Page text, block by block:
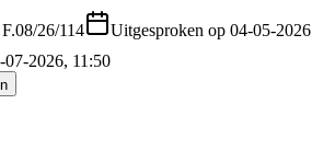
F.08/26/114
Uitgesproken op 04-05-2026
2026, 11:50